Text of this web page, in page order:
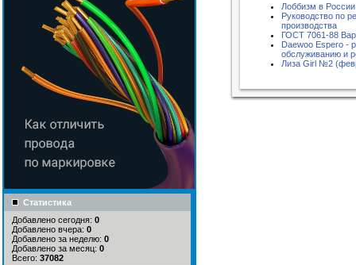
Статистика
Добавлено сегодня: 0
Добавлено вчера: 0
Добавлено за неделю: 0
Добавлено за месяц: 0
Всего: 37082
Лоббизм в России
Руководство по
производства
ГОСТ 7061-88
Daewoo Espero -
обслуживанию и
Лиза Girl №2